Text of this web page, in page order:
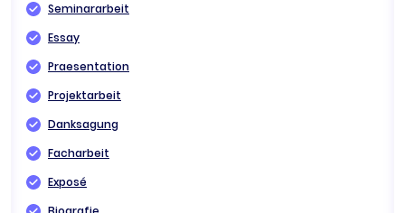
Seminararbeit
Essay
Praesentation
Projektarbeit
Danksagung
Facharbeit
Exposé